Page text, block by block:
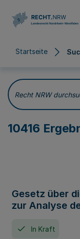
Startseite
Recht NRW
10416
Gesetz über
zur Analyse
In Kraft